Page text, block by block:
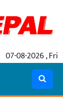
07-08-2026 , Fri